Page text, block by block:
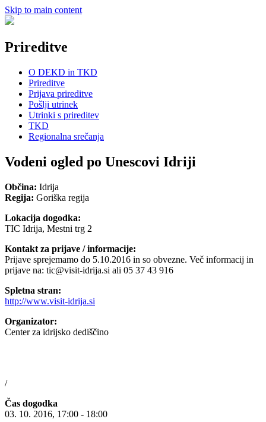
Skip to main content
Prireditve
O DEKD in TKD
Prireditve
Prijava prireditve
Pošlji utrinek
Utrinki s prireditev
TKD
Regionalna srečanja
Vodeni ogled po Unescovi Idriji
Občina: Idrija
Regija: Goriška regija
Lokacija dogodka:
TIC Idrija, Mestni trg 2
Kontakt za prijave / informacije:
Prijave sprejemamo do 5.10.2016 in so obvezne. Več informacij in
prijave na: tic@visit-idrija.si ali 05 37 43 916
Spletna stran:
http://www.visit-idrija.si
Organizator:
Center za idrijsko dediščino
/
Čas dogodka
03. 10. 2016, 17:00 - 18:00